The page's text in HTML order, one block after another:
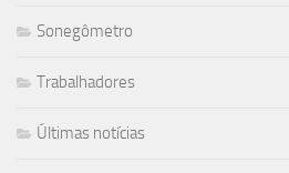
Sonegômetro
Trabalhadores
Últimas notícias